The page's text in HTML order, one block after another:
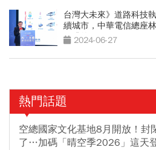
台灣大未來》道路科技
續城市，中華電信總座
用跳的
2024-06-27
熱門話題
空總國家文化基地8月開放！封
了…加碼「晴空季2026」這天